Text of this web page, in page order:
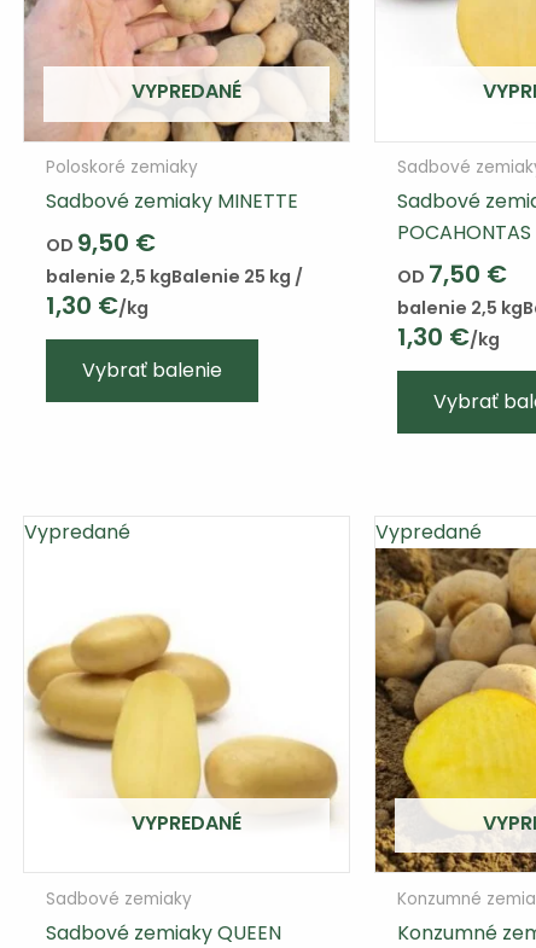
VYPREDANÉ
Poloskoré zemiaky
Sadbové zemiaky MINETTE
OD 9,50 €
balenie 2,5 kgBalenie 25 kg /
1,30 €/kg
Vybrať balenie
Tento
má
Sadbové
Sadbové
POCAHONTAS
OD 7,50 €
balenie 2,5 kg
1,30 €/kg
Vybrať
Vypredané
VYPREDANÉ
Sadbové zemiaky
Sadbové zemiaky QUEEN
Vypredané
Konzumné
Konzumné